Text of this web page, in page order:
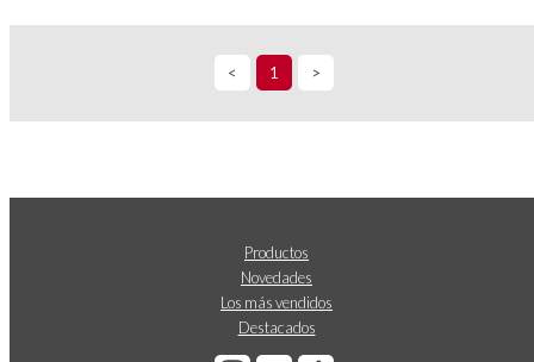
< 1 >
Productos
Novedades
Los más vendidos
Destacados